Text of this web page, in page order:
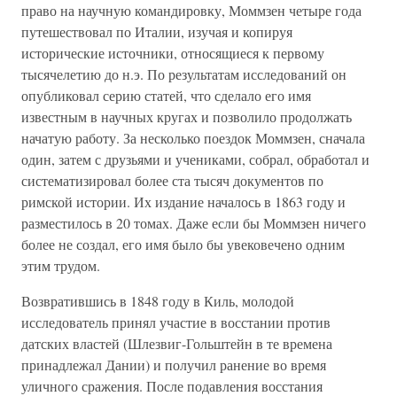
право на научную командировку, Моммзен четыре года
путешествовал по Италии, изучая и копируя
исторические источники, относящиеся к первому
тысячелетию до н.э. По результатам исследований он
опубликовал серию статей, что сделало его имя
известным в научных кругах и позволило продолжать
начатую работу. За несколько поездок Моммзен, сначала
один, затем с друзьями и учениками, собрал, обработал и
систематизировал более ста тысяч документов по
римской истории. Их издание началось в 1863 году и
разместилось в 20 томах. Даже если бы Моммзен ничего
более не создал, его имя было бы увековечено одним
этим трудом.
Возвратившись в 1848 году в Киль, молодой
исследователь принял участие в восстании против
датских властей (Шлезвиг-Гольштейн в те времена
принадлежал Дании) и получил ранение во время
уличного сражения. После подавления восстания